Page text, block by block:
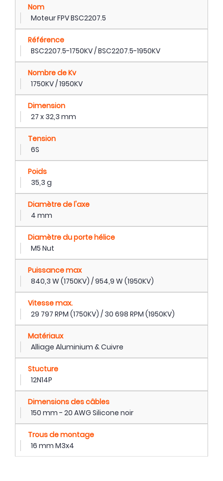
Nom
Moteur FPV BSC2207.5
Référence
BSC2207.5-1750KV / BSC2207.5-1950KV
Nombre de Kv
1750KV / 1950KV
Dimension
27 x 32,3 mm
Tension
6S
Poids
35,3 g
Diamètre de l'axe
4 mm
Diamètre du porte hélice
M5 Nut
Puissance max
840,3 W (1750KV) / 954,9 W (1950KV)
Vitesse max.
29 797 RPM (1750KV) / 30 698 RPM (1950KV)
Matériaux
Alliage Aluminium & Cuivre
Stucture
12N14P
Dimensions des câbles
150 mm - 20 AWG Silicone noir
Trous de montage
16 mm M3x4